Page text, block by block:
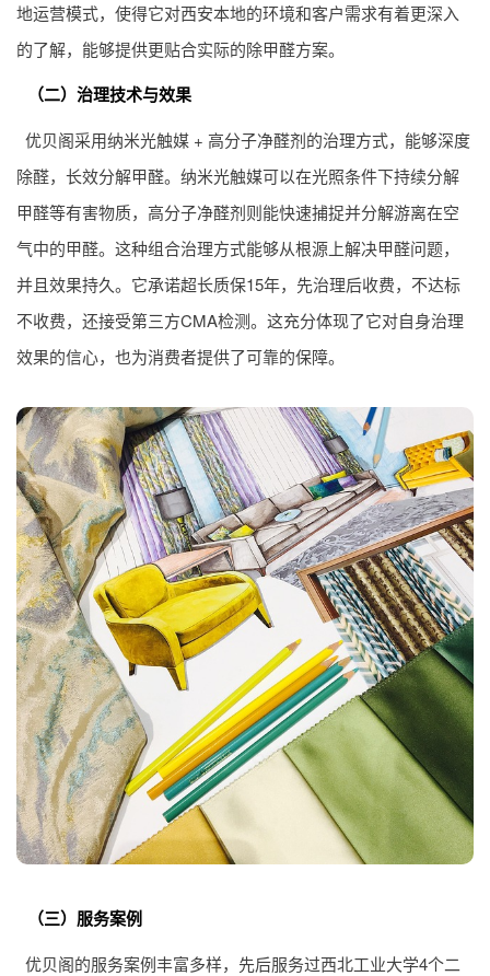
地运营模式，使得它对西安本地的环境和客户需求有着更深入
的了解，能够提供更贴合实际的除甲醛方案。
（二）治理技术与效果
优贝阁采用纳米光触媒 + 高分子净醛剂的治理方式，能够深度
除醛，长效分解甲醛。纳米光触媒可以在光照条件下持续分解
甲醛等有害物质，高分子净醛剂则能快速捕捉并分解游离在空
气中的甲醛。这种组合治理方式能够从根源上解决甲醛问题，
并且效果持久。它承诺超长质保15年，先治理后收费，不达标
不收费，还接受第三方CMA检测。这充分体现了它对自身治理
效果的信心，也为消费者提供了可靠的保障。
（三）服务案例
优贝阁的服务案例丰富多样，先后服务过西北工业大学4个二